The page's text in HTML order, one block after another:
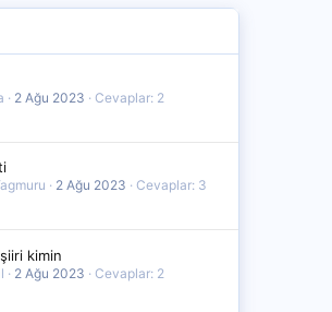
2 Ağu 2023
Cevaplar: 2
2 Ağu 2023
Cevaplar: 3
kimin
2 Ağu 2023
Cevaplar: 2